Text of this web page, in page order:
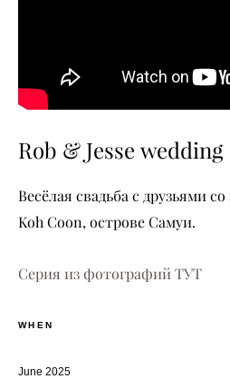
Rob & Jesse wedding
Весёлая свадьба с друзьями
Koh Coon, острове Самуи.
Серия из фотографий ТУТ
WHEN
June 2025